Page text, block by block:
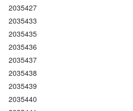
2035427
2035433
2035435
2035436
2035437
2035438
2035439
2035440